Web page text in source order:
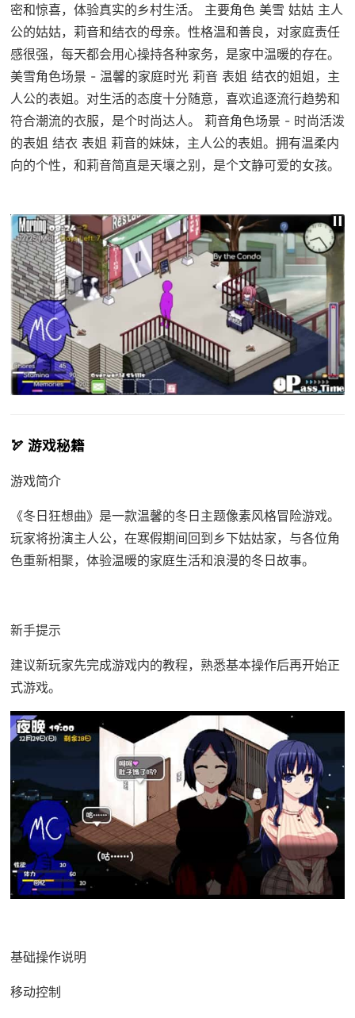
密和惊喜，体验真实的乡村生活。 主要角色 美雪 姑姑 主人
公的姑姑，莉音和结衣的母亲。性格温和善良，对家庭责任
感很强，每天都会用心操持各种家务，是家中温暖的存在。
美雪角色场景 - 温馨的家庭时光 莉音 表姐 结衣的姐姐，主
人公的表姐。对生活的态度十分随意，喜欢追逐流行趋势和
符合潮流的衣服，是个时尚达人。 莉音角色场景 - 时尚活泼
的表姐 结衣 表姐 莉音的妹妹，主人公的表姐。拥有温柔内
向的个性，和莉音简直是天壤之别，是个文静可爱的女孩。
🏹 游戏秘籍
游戏简介
《冬日狂想曲》是一款温馨的冬日主题像素风格冒险游戏。
玩家将扮演主人公，在寒假期间回到乡下姑姑家，与各位角
色重新相聚，体验温暖的家庭生活和浪漫的冬日故事。
新手提示
建议新玩家先完成游戏内的教程，熟悉基本操作后再开始正
式游戏。
基础操作说明
移动控制